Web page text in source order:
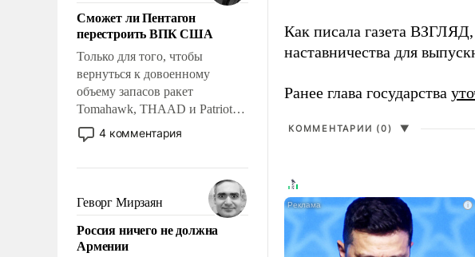
Сможет ли Пентагон
перестроить ВПК США
Только для того, чтобы
вернуться к довоенному
объему запасов ракет
Tomahawk, THAAD и Patriot
США потребуется более трех
лет. Даже небольшая война с
Сложившаяся ситуация
означает многолетний период
уязвимости США, например,
перед Китаем.
4 комментария
Геворг Мирзаян
Россия ничего не должна
Армении
Как писала газета
наставничества для
Ранее глава государства
КОММЕНТАРИИ (0) ▼
i